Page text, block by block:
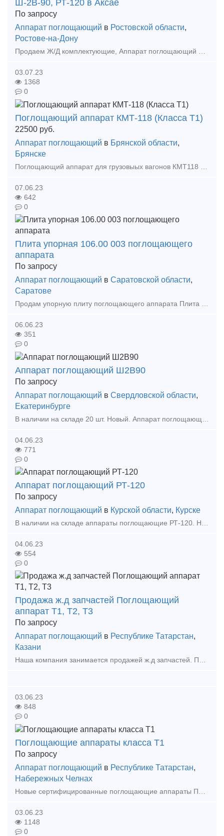
Ш-2В-90, РТ-120 в Аксае
По запросу
Аппарат поглощающий в Ростовской области,
Ростове-на-Дону
Продаем Ж/Д комплектующие, Аппарат поглощающий Ш-2В-90, РТ-120 в Ростове-на-Дону. - Аппарат поглощающий Ш-2В-90 - Аппарат поглощающий Ш-2Т-110
03.07.23
1368
0
Поглощающий аппарат КМТ-118 (Класса Т1)
22500 руб.
Аппарат поглощающий в Брянской области,
Брянске
07.06.23
642
0
Плита упорная 106.00 003 поглощающего
аппарата
По запросу
Аппарат поглощающий в Саратовской области,
Саратове
06.06.23
351
0
Аппарат поглощающий Ш2В90
По запросу
Аппарат поглощающий в Свердловской области,
Екатеринбурге
04.06.23
771
0
Аппарат поглощающий РТ-120
По запросу
Аппарат поглощающий в Курской области, Курске
В наличии на складе аппараты поглощающие РТ-120. Новые 2017г. Производитель Вагонмаш. Сертификаты качества от производителя в наличии. Склад в Курске. 32 шт. Рассмотрим приемлемые условия опла
04.06.23
554
0
Продажа ж.д запчастей Поглощающий
аппарат Т1, Т2, Т3
По запросу
Аппарат поглощающий в Республике Татарстан,
Казани
Наша компания занимается продажей ж.д запчастей. Присылайте заявки. Рассмотрим, подскажем. Колодка 25130-н; Кольцо 35063-н; Манжета 508.012а; Ниппель 26300н; Плита упорн
03.06.23
848
0
Поглощающие аппараты класса Т1
По запросу
Аппарат поглощающий в Республике Татарстан,
Набережных Челнах
Новые сертифицированные поглощающие аппараты ПМКП 110 : по выгодной цене, напрямую от производителя, любые объёмы (даже от 5 штук), упаковка на поддонах, с доставкой по РФ и СНГ.
03.06.23
1148
0